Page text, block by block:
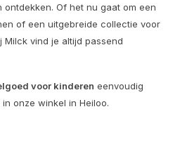
Of het nu gaat om een
of een uitgebreide collectie voor
vind je altijd passend
voor kinderen eenvoudig
onze winkel in Heiloo.